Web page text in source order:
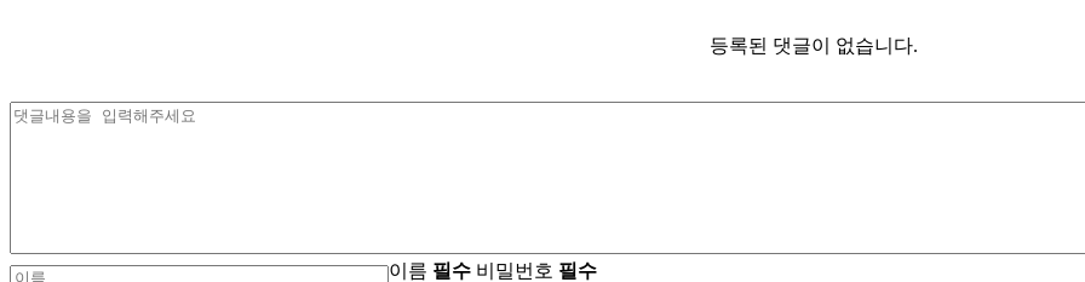
등록된 댓글이 없습니다.
이름 필수 비밀번호 필수